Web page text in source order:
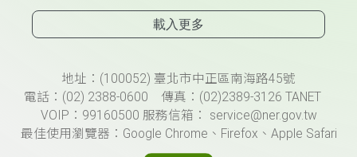
載入更多
頁尾資訊地址：(100052) 臺北市中正區南海路45號
電話：(02) 2388-0600 傳真：(02)2389-3126 TANET
VOIP：99160500 服務信箱： service@ner.gov.tw
最佳使用瀏覽器：Google Chrome、Firefox、Apple Safari